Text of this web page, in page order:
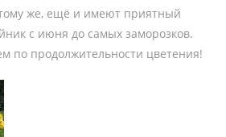
же, ещё и имеют приятный
с июня до самых заморозков.
по продолжительности цветения!